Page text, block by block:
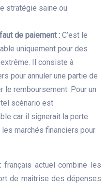
stratégie saine ou
de paiement : C’est le
uniquement pour des
Il consiste à
pour annuler une partie de
le remboursement. Pour un
scénario est
car il signerait la perte
marchés financiers pour
français actuel combine les
de maîtrise des dépenses